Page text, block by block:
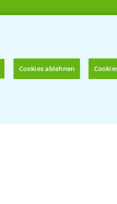
Cookies ablehnen